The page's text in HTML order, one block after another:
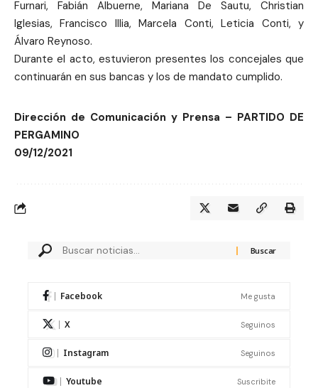
Furnari, Fabián Albuerne, Mariana De Sautu, Christian
Iglesias, Francisco Illia, Marcela Conti, Leticia Conti, y
Álvaro Reynoso.
Durante el acto, estuvieron presentes los concejales que
continuarán en sus bancas y los de mandato cumplido.
Dirección de Comunicación y Prensa – PARTIDO DE
PERGAMINO
09/12/2021
Facebook Me gusta
X Seguinos
Instagram Seguinos
Youtube Suscribite